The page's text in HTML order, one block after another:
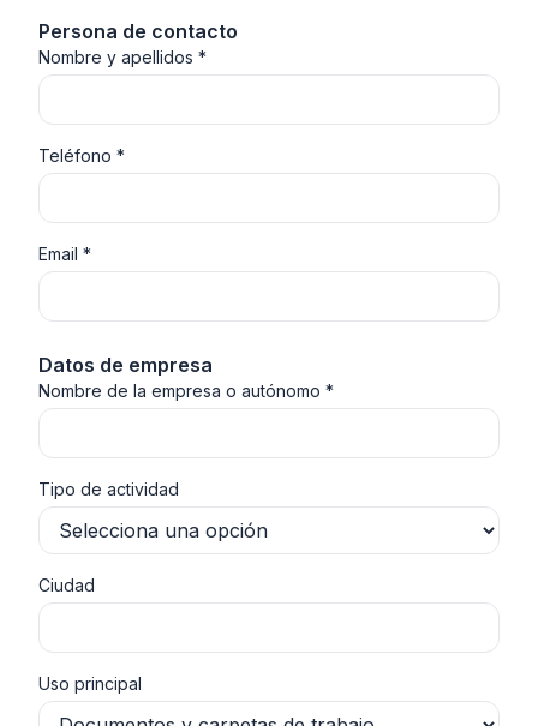
Persona de contacto
Nombre y apellidos *
Teléfono *
Email *
Datos de empresa
Nombre de la empresa o autónomo *
Tipo de actividad
Ciudad
Uso principal